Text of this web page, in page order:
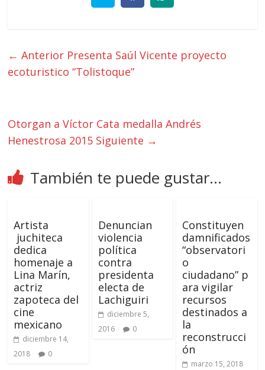
← Anterior Presenta Saúl Vicente proyecto
ecoturistico “Tolistoque”
Otorgan a Víctor Cata medalla Andrés
Henestrosa 2015 Siguiente →
También te puede gustar...
Artista
juchiteca
dedica
homenaje a
Lina Marín,
actriz
zapoteca del
cine
mexicano
diciembre 14,
2018
0
Denuncian
violencia
política
contra
presidenta
electa de
Lachiguiri
diciembre 5,
2016
0
Constituyen
damnificados
“observatori
o
ciudadano” p
ara vigilar
recursos
destinados a
la
reconstrucci
ón
marzo 15, 2018